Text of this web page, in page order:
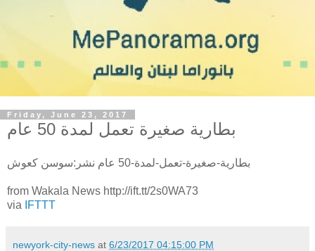
Friday, June 23, 2017
بطارية صغيرة تعمل لمدة 50 عام
بطارية-صغيرة-تعمل-لمدة-50 عام نشر:سوسن كعوش
from Wakala News http://ift.tt/2s0WA73
via
IFTTT
newyork-city-news at 6/23/2017 04:15:00 PM